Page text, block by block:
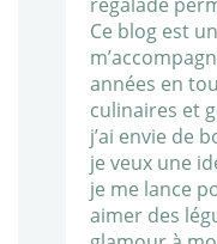
Ce blog est
années en
culinaires et
j’ai envie de
je veux une
je me lance
aimer des